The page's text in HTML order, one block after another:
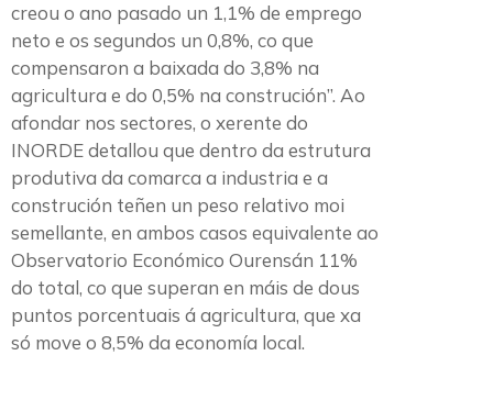
creou o ano pasado un 1,1% de emprego
neto e os segundos un 0,8%, co que
compensaron a baixada do 3,8% na
agricultura e do 0,5% na construción”. Ao
afondar nos sectores, o xerente do
INORDE detallou que dentro da estrutura
produtiva da comarca a industria e a
construción teñen un peso relativo moi
semellante, en ambos casos equivalente ao
Observatorio Económico Ourensán 11%
do total, co que superan en máis de dous
puntos porcentuais á agricultura, que xa
só move o 8,5% da economía local.